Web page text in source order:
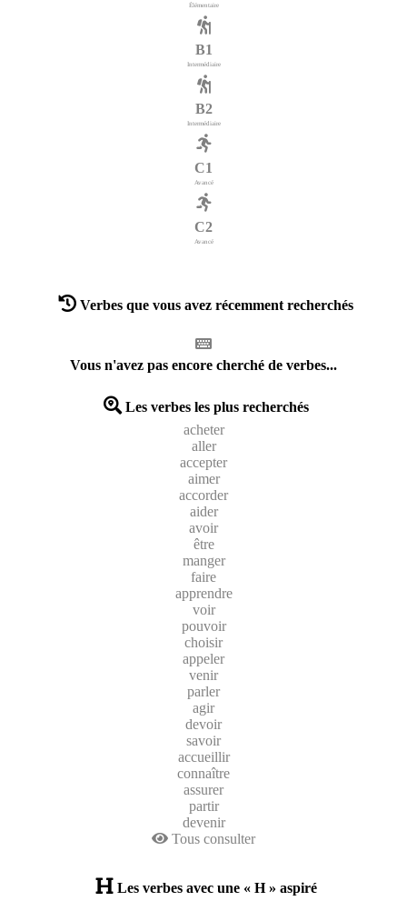
Élémentaire
B1
Intermédiaire
B2
Intermédiaire
C1
Avancé
C2
Avancé
Verbes que vous avez récemment recherchés
Vous n'avez pas encore cherché de verbes...
Les verbes les plus recherchés
acheter
aller
accepter
aimer
accorder
aider
avoir
être
manger
faire
apprendre
voir
pouvoir
choisir
appeler
venir
parler
agir
devoir
savoir
accueillir
connaître
assurer
partir
devenir
Tous consulter
Les verbes avec une « H » aspiré